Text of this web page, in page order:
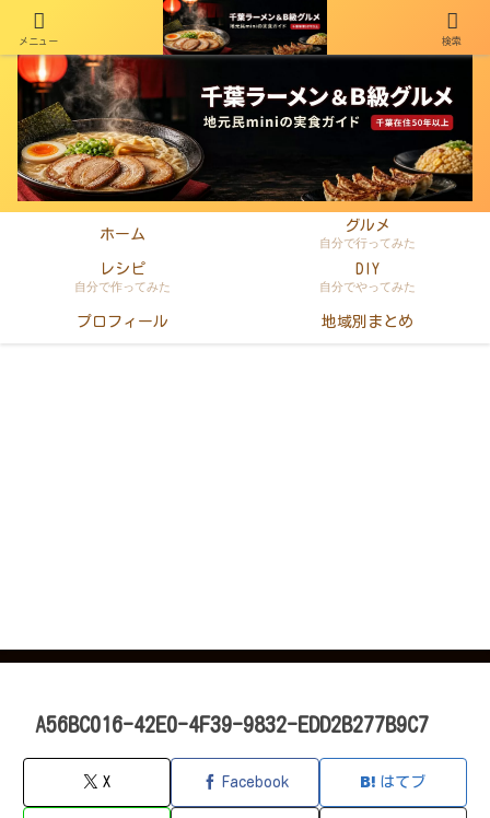
千葉在住50年以上のminiがラーメン・町中華・B級グルメを本音レビュー
ホーム
グルメ
自分で行ってみた
レシピ
自分で作ってみた
DIY
自分でやってみた
プロフィール 地域別まとめ
A56BC016-42E0-4F39-9832-EDD2B277B9C7
X Facebook はてブ
メニュー 検索